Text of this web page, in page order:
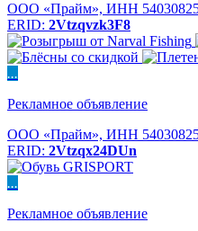
ООО «Прайм», ИНН
ERID: 2Vtzqvzk3F8
...
Рекламное объявление
ООО «Прайм», ИНН
ERID: 2Vtzqx24DUn
...
Рекламное объявление